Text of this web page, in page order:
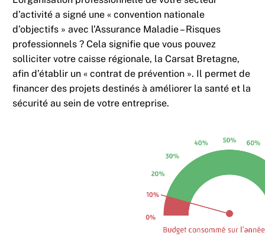
d’activité a signé une « convention nationale
d’objectifs » avec l’Assurance Maladie – Risques
professionnels ? Cela signifie que vous pouvez
solliciter votre caisse régionale, la Carsat Bretagne,
afin d’établir un « contrat de prévention ». Il permet de
financer des projets destinés à améliorer la santé et la
sécurité au sein de votre entreprise.